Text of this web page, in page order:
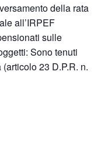
della rata
all’IRPEF
sulle
Sono tenuti
23 D.P.R. n.